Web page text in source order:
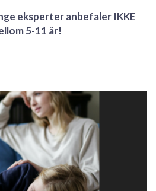
eksperter anbefaler IKKE
5-11 år!